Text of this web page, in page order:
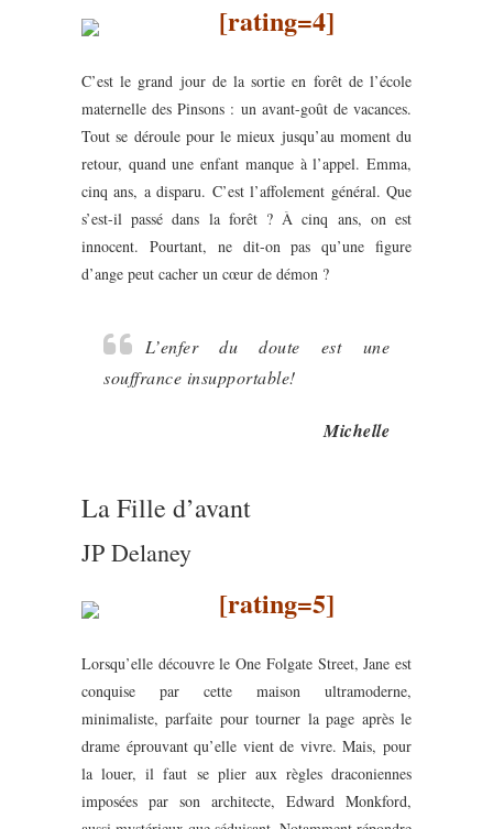
[rating=4]
C’est le grand jour de la sortie en forêt de l’école
maternelle des Pinsons : un avant-goût de vacances.
Tout se déroule pour le mieux jusqu’au moment du
retour, quand une enfant manque à l’appel. Emma,
cinq ans, a disparu. C’est l’affolement général. Que
s’est-il passé dans la forêt ? À cinq ans, on est
innocent. Pourtant, ne dit-on pas qu’une figure
d’ange peut cacher un cœur de démon ?
L’enfer du doute est une
souffrance insupportable!
Michelle
La Fille d’avant
JP Delaney
[rating=5]
Lorsqu’elle découvre le One Folgate Street, Jane est
conquise par cette maison ultramoderne,
minimaliste, parfaite pour tourner la page après le
drame éprouvant qu’elle vient de vivre. Mais, pour
la louer, il faut se plier aux règles draconiennes
imposées par son architecte, Edward Monkford,